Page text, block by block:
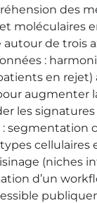
des
moléculaires
autour de trois
:
en rejet)
augmenter
les signatures
: segmentation
cellulaires
(niches
d’un